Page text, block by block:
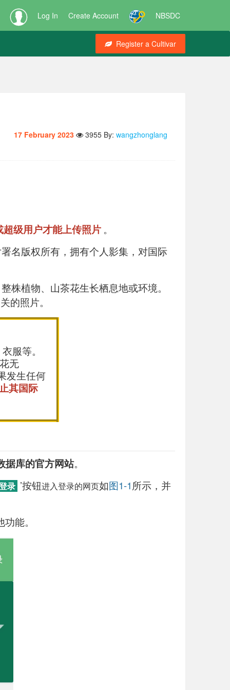
Log In Create Account NBSDC
Register a Cultivar
17 February 2023 3955 By: wangzhonglang
级用户才能上传照片 。
名版权所有，拥有个人影集，对国际
株植物、山茶花生长栖息地或环境。
的照片。
服等。
无
发生任何
其国际
据库的官方网站。
录 ’按钮进入登录的网页如图1-1所示， 并
能。